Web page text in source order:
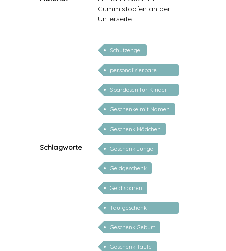
Gummistopfen an der
Unterseite
Schlagworte
Schutzengel
personalisierbare
geschenke zur geburt
Spardosen für Kinder
personalisiert
Geschenke mit Namen
Geschenk Mädchen
Geschenk Junge
Geldgeschenk
Geld sparen
Taufgeschenk
personalisiert
Geschenk Geburt
Geschenk Taufe